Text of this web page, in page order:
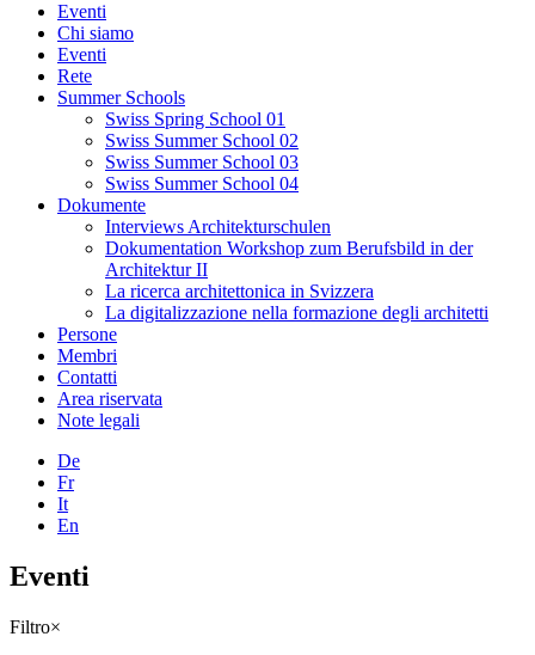
Eventi
Chi siamo
Eventi
Rete
Summer Schools
Swiss Spring School 01
Swiss Summer School 02
Swiss Summer School 03
Swiss Summer School 04
Dokumente
Interviews Architekturschulen
Dokumentation Workshop zum Berufsbild in der
Architektur II
La ricerca architettonica in Svizzera
La digitalizzazione nella formazione degli architetti
Persone
Membri
Contatti
Area riservata
Note legali
De
Fr
It
En
Eventi
Filtro×